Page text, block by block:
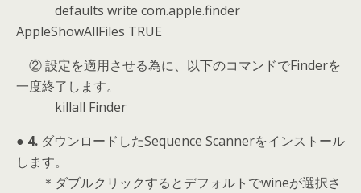
defaults write com.apple.finder
AppleShowAllFiles TRUE
② 設定を適用させる為に、以下のコマンドでFinderを
一度終了します。
killall Finder
● 4. ダウンロードしたSequence Scannerをインストール
します。
＊ダブルクリックするとデフォルトでwineが選択さ